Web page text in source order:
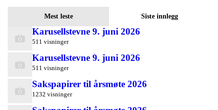
Mest leste Siste innlegg
Karusellstevne 9. juni 2026
511 visninger
Karusellstevne 9. juni 2026
511 visninger
Sakspapirer til årsmøte 2026
1232 visninger